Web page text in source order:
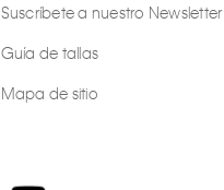
Suscríbete a nuestro Newsletter
Guía de tallas
Mapa de sitio